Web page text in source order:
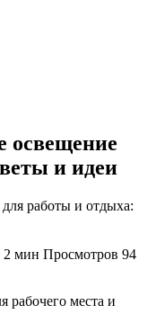
освещение
и идеи
2 мин Просмотров 94
рабочего места и